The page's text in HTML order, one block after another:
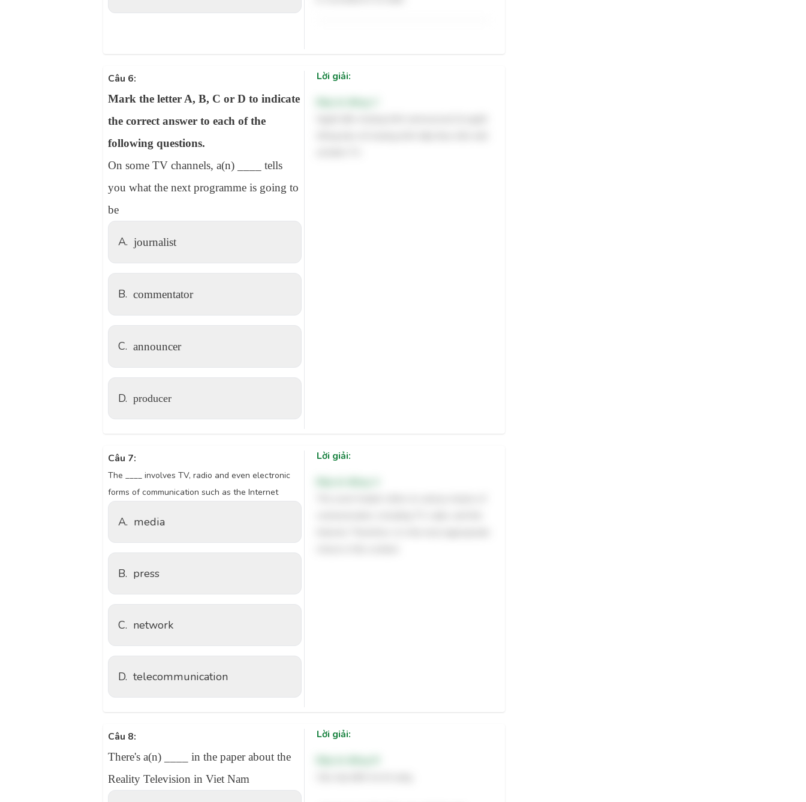
Câu 6:
Mark the letter A, B, C or D to indicate
the correct answer to each of the
following questions.
On some TV channels, a(n) ____ tells
you what the next programme is going to
be
A. journalist
B. commentator
C. announcer
D. producer
Lời giải:
Câu 7:
The ____ involves TV, radio and even electronic
forms of communication such as the Internet
A. media
B. press
C. network
D. telecommunication
Lời giải:
Câu 8:
There's a(n) ____ in the paper about the
Reality Television in Viet Nam
Lời giải: